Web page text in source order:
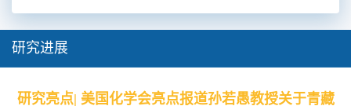
研究进展
研究亮点| 美国化学会亮点报道孙若愚教授关于青藏